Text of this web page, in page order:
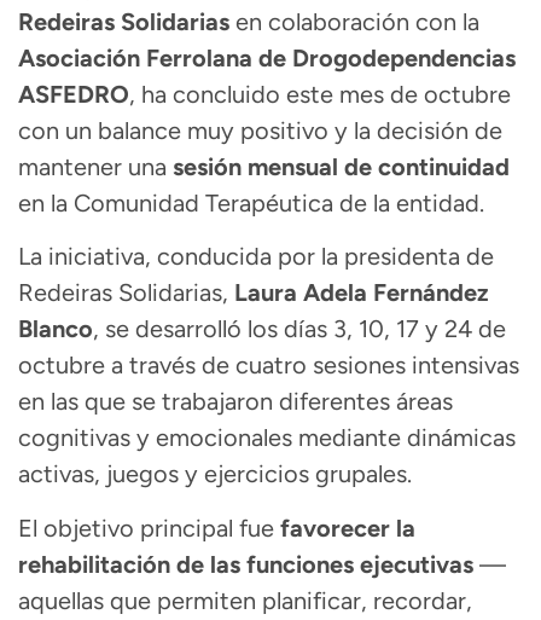
Redeiras Solidarias en colaboración con la
Asociación Ferrolana de Drogodependencias
ASFEDRO, ha concluido este mes de octubre
con un balance muy positivo y la decisión de
mantener una sesión mensual de continuidad
en la Comunidad Terapéutica de la entidad.
La iniciativa, conducida por la presidenta de
Redeiras Solidarias, Laura Adela Fernández
Blanco, se desarrolló los días 3, 10, 17 y 24 de
octubre a través de cuatro sesiones intensivas
en las que se trabajaron diferentes áreas
cognitivas y emocionales mediante dinámicas
activas, juegos y ejercicios grupales.
El objetivo principal fue favorecer la
rehabilitación de las funciones ejecutivas —
aquellas que permiten planificar, recordar,